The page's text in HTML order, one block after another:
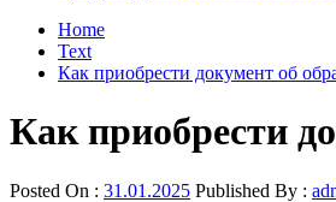
Home
Text
Как приобрести документ об
Как приобрести
Posted On : 31.01.2025 Published By :